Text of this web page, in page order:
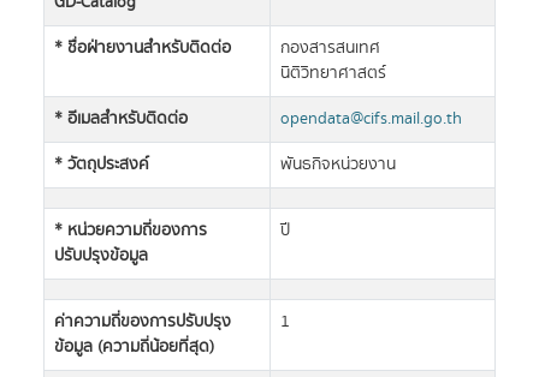
* ชื่อฝ่ายงานสำหรับติดต่อ
กองสารสนเทศ
นิติวิทยาศาสตร์
* อีเมลสำหรับติดต่อ
opendata@cifs.mail.go.th
* วัตถุประสงค์
พันธกิจหน่วยงาน
* หน่วยความถี่ของการ
ปรับปรุงข้อมูล
ปี
ค่าความถี่ของการปรับปรุง
ข้อมูล (ความถี่น้อยที่สุด)
1